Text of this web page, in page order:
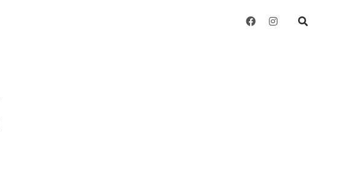
facebookinstagram